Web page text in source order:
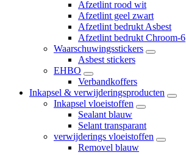
Afzetlint rood wit
Afzetlint geel zwart
Afzetlint bedrukt Asbest
Afzetlint bedrukt Chroom-6
Waarschuwingsstickers
Asbest stickers
EHBO
Verbandkoffers
Inkapsel & verwijderingsproducten
Inkapsel vloeistoffen
Sealant blauw
Selant transparant
verwijderings vloeistoffen
Removel blauw